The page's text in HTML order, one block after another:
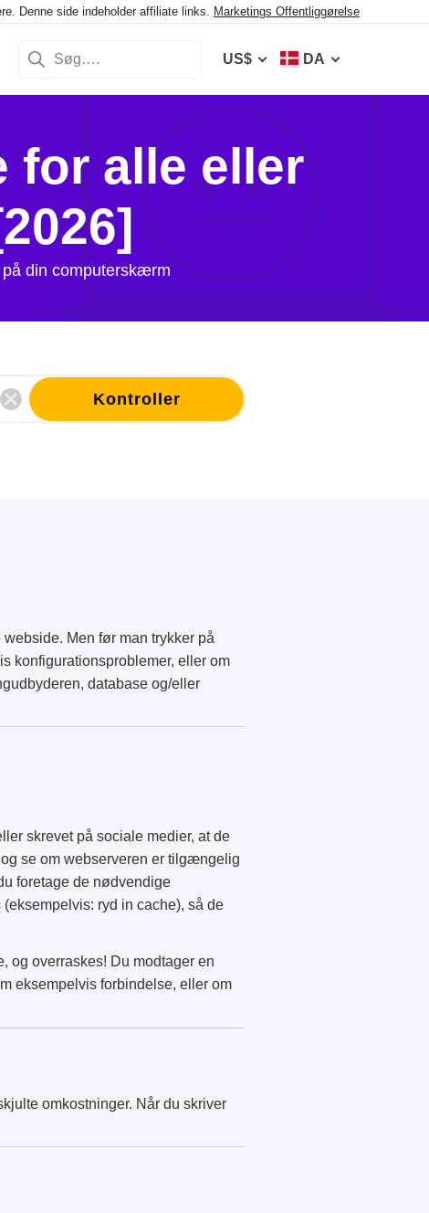
Denne side indeholder affiliate links. Marketings Offentliggørelse
US$ DA
for alle eller
din computerskærm
Men før man trykker på
konfigurationsproblemer, eller om
database og/eller
skrevet på sociale medier, at de
se om webserveren er tilgængelig
foretage de nødvendige
ryd in cache), så de
og overraskes! Du modtager en
eksempelvis forbindelse, eller om
omkostninger. Når du skriver